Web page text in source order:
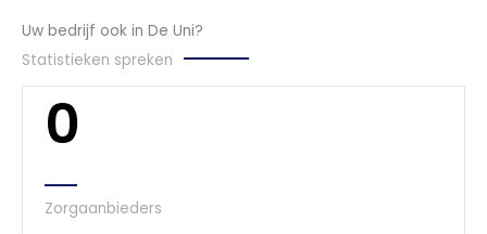
Uw bedrijf ook in De Uni?
Statistieken spreken
0
Zorgaanbieders